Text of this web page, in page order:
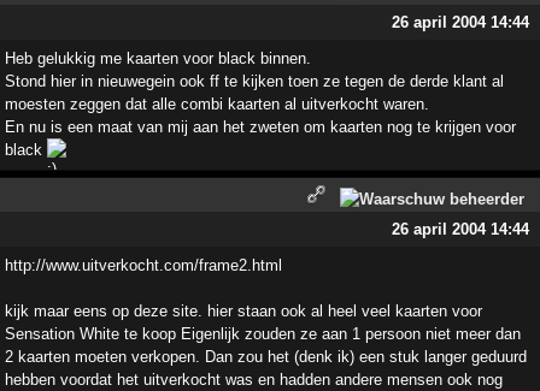
26 april 2004 14:44
Heb gelukkig me kaarten voor black binnen.
Stond hier in nieuwegein ook ff te kijken toen ze tegen de derde klant al
moesten zeggen dat alle combi kaarten al uitverkocht waren.
En nu is een maat van mij aan het zweten om kaarten nog te krijgen voor
black
26 april 2004 14:44
http://www.uitverkocht.com/frame2.html
kijk maar eens op deze site. hier staan ook al heel veel kaarten voor
Sensation White te koop Eigenlijk zouden ze aan 1 persoon niet meer dan
2 kaarten moeten verkopen. Dan zou het (denk ik) een stuk langer geduurd
hebben voordat het uitverkocht was en hadden andere mensen ook nog